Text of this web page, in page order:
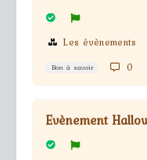
Les évènements
Bon à savoir 0
Evènement